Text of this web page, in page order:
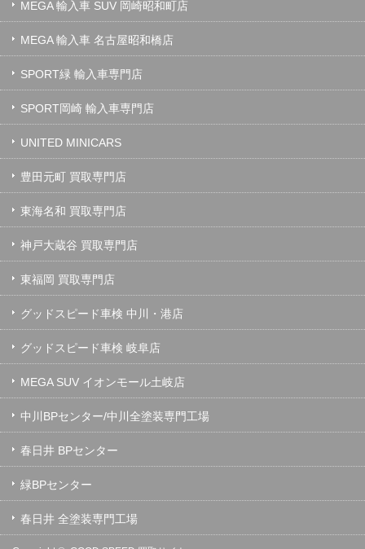
MEGA 輸入車 SUV 岡崎昭和町店
MEGA 輸入車 名古屋昭和橋店
SPORT緑 輸入車専門店
SPORT岡崎 輸入車専門店
UNITED MINICARS
豊田元町 買取専門店
東海名和 買取専門店
神戸大蔵谷 買取専門店
東福岡 買取専門店
グッドスピード車検 中川・港店
グッドスピード車検 岐阜店
MEGA SUV イオンモール土岐店
中川BPセンター/中川全塗装専門工場
春日井 BPセンター
緑BPセンター
春日井 全塗装専門工場